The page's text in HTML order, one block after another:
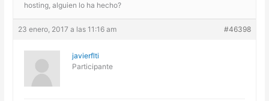
hosting, alguien lo ha hecho?
23 enero, 2017 a las 11:16 am #46398
javierflti
Participante